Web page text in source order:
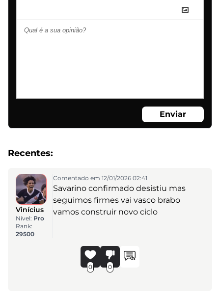
Enviar
Recentes:
Vinícius
Nível: Pro
Rank:
29500
Comentado em 12/01/2026 02:41
Savarino confirmado desistiu mas
seguimos firmes vai vasco brabo
vamos construir novo ciclo
0 0